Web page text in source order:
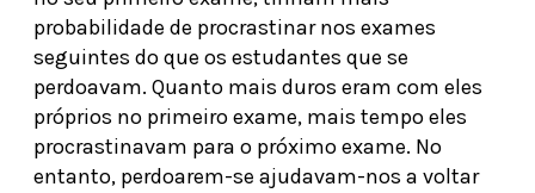
probabilidade de procrastinar nos exames
seguintes do que os estudantes que se
perdoavam. Quanto mais duros eram com eles
próprios no primeiro exame, mais tempo eles
procrastinavam para o próximo exame. No
entanto, perdoarem-se ajudavam-nos a voltar